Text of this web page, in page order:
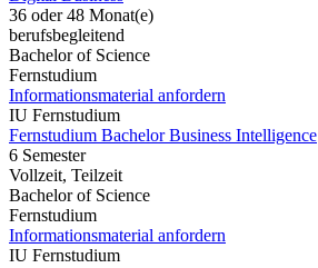
36 oder 48 Monat(e)
berufsbegleitend
Bachelor of Science
Fernstudium
Informationsmaterial anfordern
IU Fernstudium
Fernstudium Bachelor Business Intelligence
6 Semester
Vollzeit, Teilzeit
Bachelor of Science
Fernstudium
Informationsmaterial anfordern
IU Fernstudium